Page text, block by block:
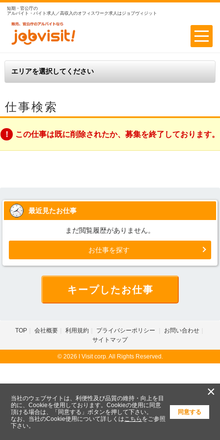
短期・官公庁の
アルバイト・バイト求人／高収入のオフィスワーク求人はジョブヴィジット
仕事検索
この仕事は既に削除されたか、募集を終了しております。
最近見たお仕事
まだ閲覧履歴がありません。
お仕事を探す
キープしたお仕事
TOP 会社概要 利用規約 プライバシーポリシー
お問い合わせ
サイトマップ
© 2026 I Visit corp. All Rights Reserved.
×
当社のウェブサイトは、利便性及び品質の維持・向上を目
的に、Cookieを使用しております。Cookieの使用に同意
頂ける場合は、「同意する」ボタンを押して下さい。
なお、当社のCookie使用について詳しくは こちら をご参照
下さい。
同意する